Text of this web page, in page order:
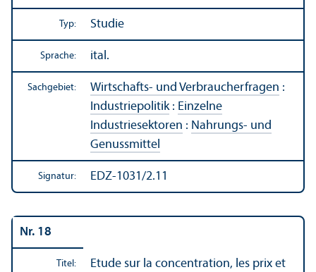
Typ: Studie
Sprache: ital.
Sachgebiet: Wirtschafts- und Verbraucherfragen :
Industriepolitik: Einzelne
Industriesektoren : Nahrungs- und
Genussmittel
Signatur: EDZ-1031/2.11
Nr. 18
Titel:
Etude sur la concentration, les prix et